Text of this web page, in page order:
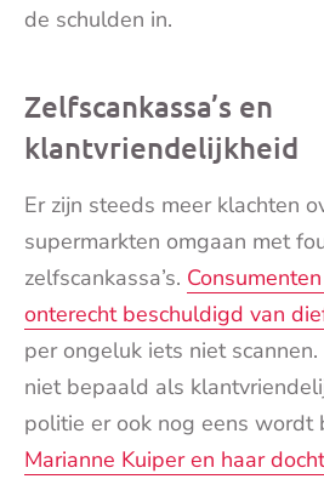
de schulden in.
Zelfscankassa’s en
klantvriendelijkheid
Er zijn steeds meer klachten
supermarkten omgaan met
zelfscankassa’s.
onterecht beschuldigd van
per ongeluk iets niet
niet bepaald als
politie er ook nog eens wordt
Marianne Kuiper en haar